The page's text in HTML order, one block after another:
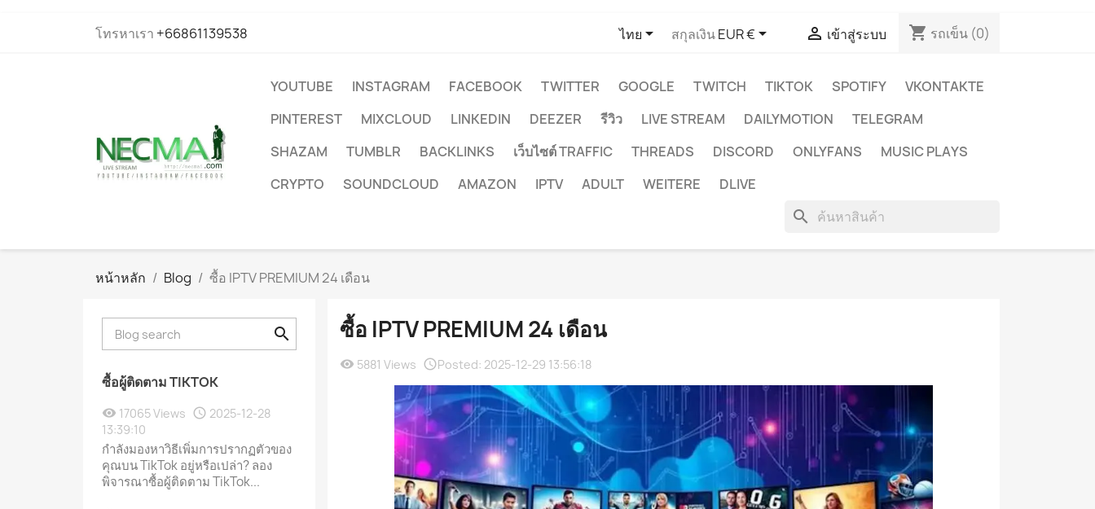
โทรหาเรา +66861139538 ไทย สกุลเงินEUR €  เข้าสู่ระบบ shopping_cart รถเข็น (0)
YOUTUBE INSTAGRAM FACEBOOK TWITTER GOOGLE TWITCH TIKTOK SPOTIFY
VKONTAKTE
PINTEREST
MIXCLOUD LINKEDIN DEEZER รีวิว LIVE STREAM DAILYMOTION
TELEGRAM
SHAZAM
TUMBLR BACKLINKS เว็บไซต์ TRAFFIC THREADS DISCORD ONLYFANS
MUSIC PLAYS
CRYPTO
SOUNDCLOUD AMAZON IPTV ADULT WEITERE DLIVE
search
หน้าหลัก Blog ซื้อ IPTV PREMIUM 24 เดือน
ซื้อผู้ติดตาม TIKTOK
17065 Views
2025-12-28
13:39:10
กำลังมองหาวิธีเพิ่มการปรากฏตัวของ
คุณบน TikTok อยู่หรือเปล่า? ลอง
พิจารณาซื้อผู้ติดตาม TikTok...
ซื้อ IPTV PREMIUM 24 เดือน
5881 Views Posted: 2025-12-29 13:56:18